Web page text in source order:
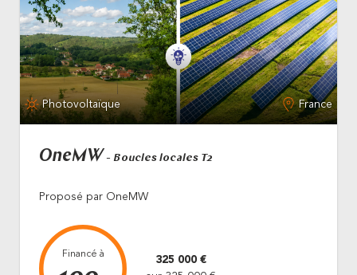
Photovoltaïque France
OneMW - Boucles locales T2
Proposé par OneMW
Financé à
325 000 €